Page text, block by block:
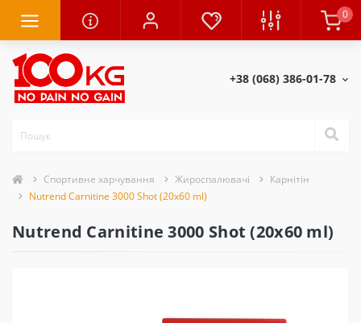
0
+38 (068) 386-01-78
Спортивне харчування Жироспалювачі
Карнітін
Nutrend Carnitine 3000 Shot (20х60 ml)
Nutrend Carnitine 3000 Shot (20х60 ml)